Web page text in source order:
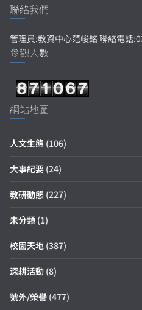
聯絡我們
管理員:教資中心范峻銘 聯絡電話
參觀人數
網站地圖
人文生態 (106)
大事紀要 (24)
教研動態 (227)
未分類 (1)
校園天地 (387)
深耕活動 (8)
號外/榮譽 (477)